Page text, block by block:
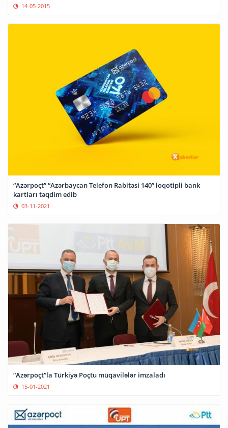
14-05-2015
“Azərpoçt” “Azərbaycan Telefon Rabitəsi 140” loqotipli bank
kartları təqdim edib
03-11-2021
“Azərpoçt”la Türkiyə Poçtu müqavilələr imzaladı
15-01-2021